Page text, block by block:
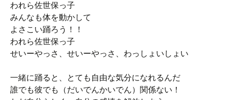
われら佐世保っ子
みんなも体を動かして
よさこい踊ろう！！
われら佐世保っ子
せいーやっさ、せいーやっさ、わっしょいしょい
一緒に踊ると、とても自由な気分になれるんだ
誰でも彼でも（だいでんかいでん）関係ない！